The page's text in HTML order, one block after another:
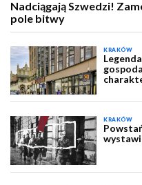
Nadciągają Szwedzi!
pole bitwy
KRAKÓW
KRAKÓW